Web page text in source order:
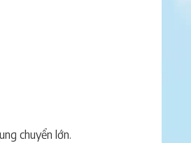
chuyển lớn.